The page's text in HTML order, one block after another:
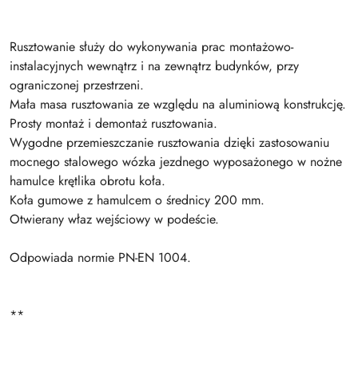
Rusztowanie służy do wykonywania prac montażowo-
instalacyjnych wewnątrz i na zewnątrz budynków, przy
ograniczonej przestrzeni.
Mała masa rusztowania ze względu na aluminiową konstrukcję.
Prosty montaż i demontaż rusztowania.
Wygodne przemieszczanie rusztowania dzięki zastosowaniu
mocnego stalowego wózka jezdnego wyposażonego w nożne
hamulce krętlika obrotu koła.
Koła gumowe z hamulcem o średnicy 200 mm.
Otwierany właz wejściowy w podeście.
Odpowiada normie PN-EN 1004.
**